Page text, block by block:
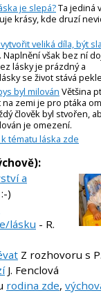
je slepá?Ta jediná
krásy, kde druzí
veliká díla, být
. Naplnění však bez ní
lásky je prázdný a
se život stává
byl milován Většina
na zemi je pro ptáka
člověk byl stvořen,
je omezení.
tématu láska zde
a
:-)
lásku - R.
Z rozhovoru s
J. Fenclová
rodina zde,